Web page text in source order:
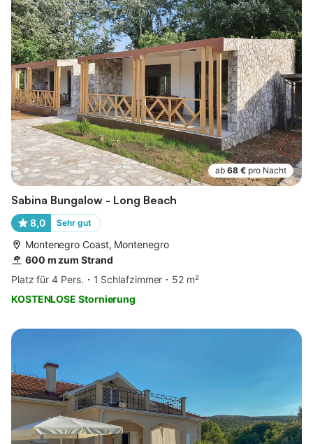
ab 68 € pro Nacht
Sabina Bungalow - Long Beach
8,0 Sehr gut
Montenegro Coast, Montenegro
600 m zum Strand
Platz für 4 Pers.
1 Schlafzimmer
52 m²
KOSTENLOSE Stornierung